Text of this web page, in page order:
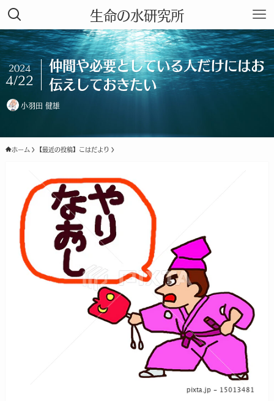
生命の水研究所
仲間や必要としている人だけにはお
伝えしておきたい
2024
4/22
小羽田 健雄
ホーム 【最近の投稿】こはだより